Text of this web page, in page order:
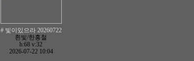
# 빛이있으라 20260722
흰빛/한홍철
h:68 v:32
2026-07-22 10:04